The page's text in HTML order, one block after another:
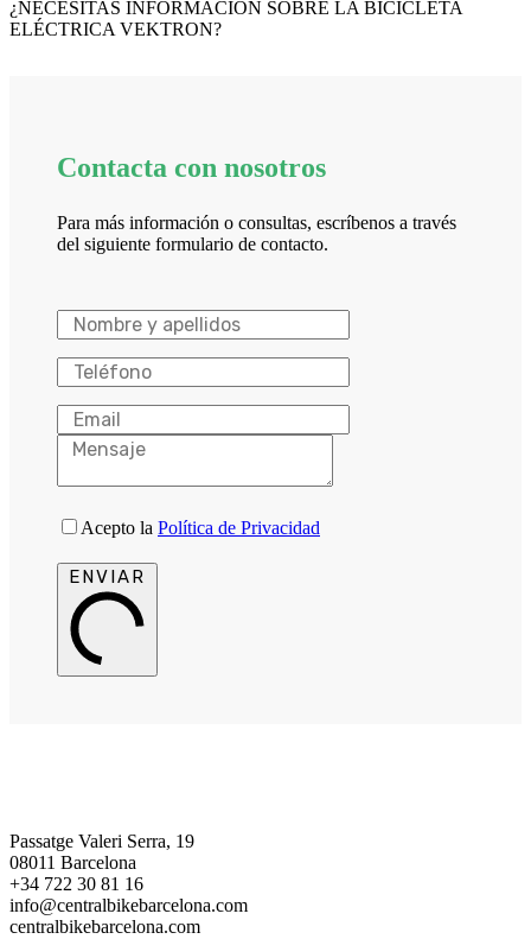
¿NECESITAS INFORMACIÓN SOBRE LA BICICLETA
ELÉCTRICA VEKTRON?
Contacta con nosotros
Para más información o consultas, escríbenos a través
del siguiente formulario de contacto.
Acepto la Política de Privacidad
ENVIAR
Passatge Valeri Serra, 19
08011 Barcelona
+34 722 30 81 16
info@centralbikebarcelona.com
centralbikebarcelona.com